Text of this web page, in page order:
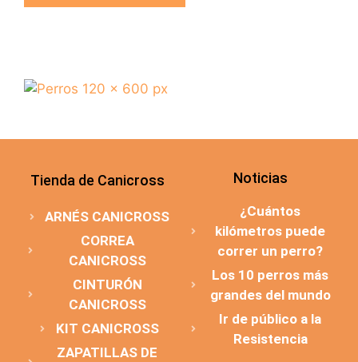
Tienda de Canicross
ARNÉS CANICROSS
CORREA
CANICROSS
CINTURÓN
CANICROSS
KIT CANICROSS
ZAPATILLAS DE
Noticias
¿Cuántos
kilómetros puede
correr un perro?
Los 10 perros más
grandes del mundo
Ir de público a la
Resistencia